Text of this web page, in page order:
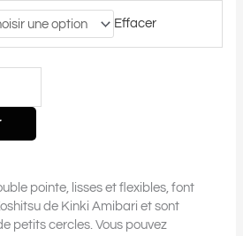
Effacer
pointe, lisses et flexibles, font
de Kinki Amibari et sont
petits cercles. Vous pouvez